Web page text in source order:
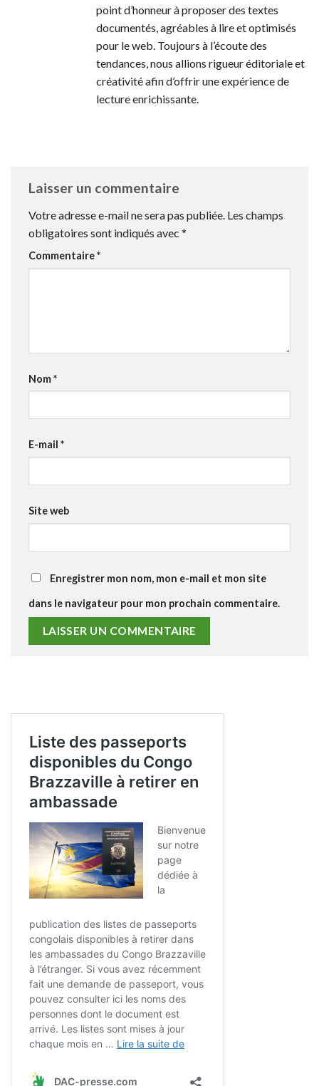
point d’honneur à proposer des textes
documentés, agréables à lire et optimisés
pour le web. Toujours à l’écoute des
tendances, nous allions rigueur éditoriale et
créativité afin d’offrir une expérience de
lecture enrichissante.
Laisser un commentaire
Votre adresse e-mail ne sera pas publiée. Les champs
obligatoires sont indiqués avec *
Commentaire*
Nom*
E-mail *
Site web
Enregistrer mon nom, mon e-mail et mon site
dans le navigateur pour mon prochain commentaire.